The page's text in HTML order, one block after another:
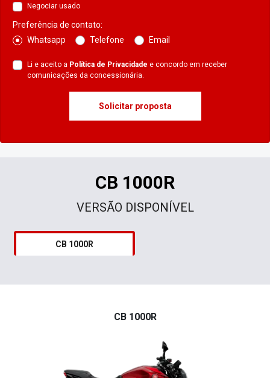
Negociar usado
Preferência de contato:
Whatsapp
Telefone Email
Li e aceito a Política de Privacidade e concordo em receber
comunicações da concessionária.
Solicitar proposta
CB 1000R
VERSÃO DISPONÍVEL
CB 1000R
CB 1000R